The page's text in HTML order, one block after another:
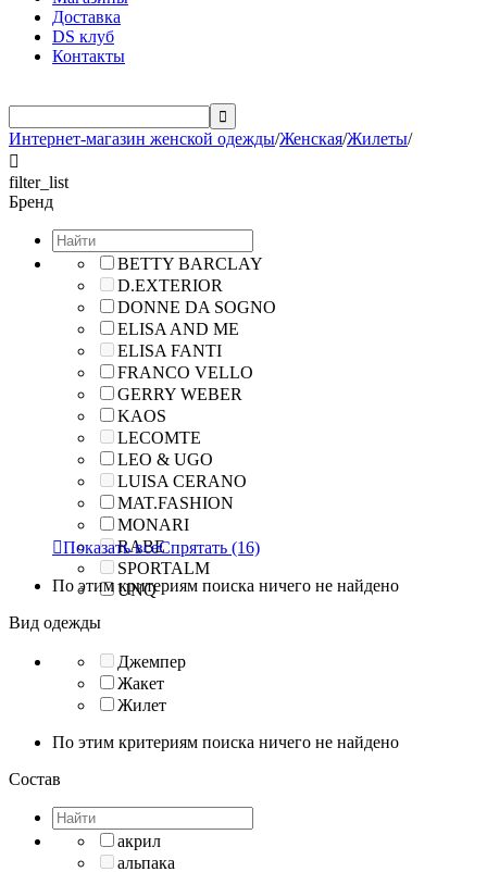
Доставка
DS клуб
Контакты

Интернет-магазин женской одежды/Женская/Жилеты/

filter_list
Бренд
BETTY BARCLAY
D.EXTERIOR
DONNE DA SOGNO
ELISA AND ME
ELISA FANTI
FRANCO VELLO
GERRY WEBER
KAOS
LECOMTE
LEO & UGO
LUISA CERANO
MAT.FASHION
MONARI
RABE
SPORTALM
UNQ
Показать всеСпрятать (16)
По этим критериям поиска ничего не найдено
Вид одежды
Джемпер
Жакет
Жилет
По этим критериям поиска ничего не найдено
Состав
акрил
альпака